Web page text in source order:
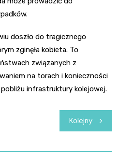
doszło do tragicznego
zginęła kobieta. To
związanych z
na torach i konieczności
infrastruktury kolejowej.
Kolejny